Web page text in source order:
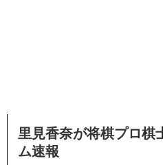
里見香奈が将棋プロ棋
ム速報